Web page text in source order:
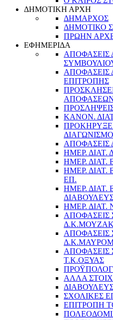
ΔΗΜΟΤΙΚΗ ΑΡΧΗ
ΔΗΜΑΡΧΟΣ
ΔΗΜΟΤΙΚΟ
ΠΡΩΗΝ
ΕΦΗΜΕΡΙΔΑ
ΑΠΟΦΑΣΕΙΣ
ΑΠΟΦΑΣΕΙΣ
ΕΠΙΤΡΟΠΗΣ
ΚΑΝΟΝ.
ΗΜΕΡ. ΔΙΑΤ.
ΗΜΕΡ. ΔΙΑΤ.
ΗΜΕΡ. ΔΙΑΤ.
ΕΠ.
ΗΜΕΡ. ΔΙΑΤ.
ΗΜΕΡ. ΔΙΑΤ.
ΑΠΟΦΑΣΕΙΣ
ΑΠΟΦΑΣΕΙΣ
ΑΠΟΦΑΣΕΙΣ
Τ.Κ.ΟΞΥΑΣ
ΑΛΛΑ
ΣΧΟΛΙΚΕΣ
ΕΠΙΤΡΟΠΗ